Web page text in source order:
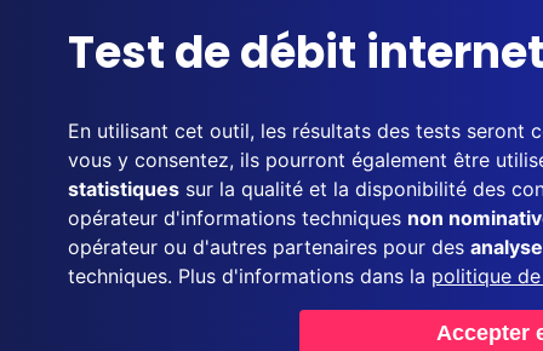
Test de débit